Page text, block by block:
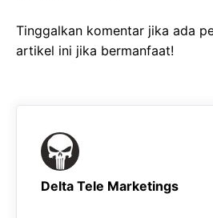
Tinggalkan komentar jika ada
artikel ini jika bermanfaat!
Delta Tele Marketings